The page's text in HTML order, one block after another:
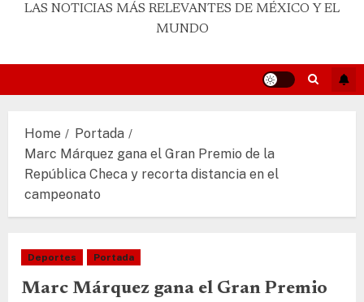
LAS NOTICIAS MÁS RELEVANTES DE MÉXICO Y EL
MUNDO
Home
Portada
Marc Márquez gana el Gran Premio de la
República Checa y recorta distancia en el
campeonato
Deportes Portada
Marc Márquez gana el Gran Premio